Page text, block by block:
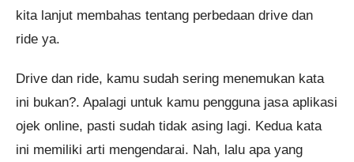
kita lanjut membahas tentang perbedaan drive dan
ride ya.
Drive dan ride, kamu sudah sering menemukan kata
ini bukan?. Apalagi untuk kamu pengguna jasa aplikasi
ojek online, pasti sudah tidak asing lagi. Kedua kata
ini memiliki arti mengendarai. Nah, lalu apa yang